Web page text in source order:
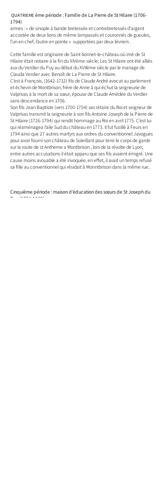
QUATRIEMEème période : Famille de La Pierre de St Hilaire(1706-
1794)
armes : « de sinople à bande bretessée et contrebretessés d'argent
accostée de deux lions de même lampassés et couronnés de gueules,
l’un en chef, l’autre en pointe » supportées par deux lévriers .
Cette famille est originaire de Saint bonnet-le-château où imé de St
Hilaire était notaire à la fin du XIVème siècle; Les St Hilaire ont été alliés
aux du Verdier du Puy au début du XVIIème siècle par le mariage de
Clauda Verdier avec Benoît de La Pierre de St Hilaire.
C’est à François,(1642-1712) fils de Claude André avocat au parlement
et échevin de Montbrison, frère de Anne à qui échut la seigneurie de
Valprivas à la mort de sa sœur, épouse de Claude Amédée du Verdier
sans descendance en 1706.
Son fils Jean Baptiste (vers1700-1754) secrétaire du Roi et seigneur de
Valprivas transmit la seigneurie à son fils Antoine Joseph de la Pierre de
St Hilaire(1726-1794) qui rendit hommage au Roi en avril 1775. C’est lui
qui réaménagea l’aile Sud du château en 1773. Il fut fusillé à Feurs en
1794 ainsi que 27 autres martyrs aux ordres du conventionnel Javogues
pour avoir fourni son château de Soleillant pour tenir le corps de garde
sur la route de st Antheme a Montbrison , lors de la révolte de Lyon;
entre autres accusations il était apparu que ses fils avaient émigré. Une
cause moins avouable a été invoquée, en effet, il avait un temps refusé
sa fille au conventionnel qui résidait à Monntbrison dans la même rue..
Cinquième période : maison d'éducation des sœurs de St Joseph du
Puy (1794-1962)